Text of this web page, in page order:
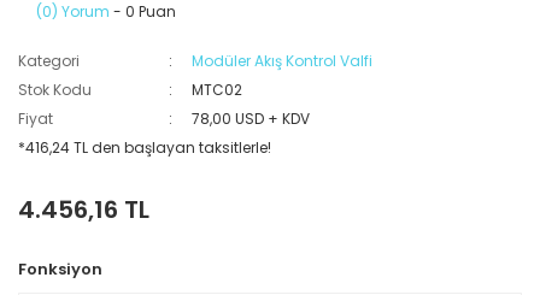
(0) Yorum - 0 Puan
Kategori
Modüler Akış Kontrol Valfi
Stok Kodu
MTC02
Fiyat
78,00 USD + KDV
*416,24 TL den başlayan taksitlerle!
4.456,16 TL
Fonksiyon